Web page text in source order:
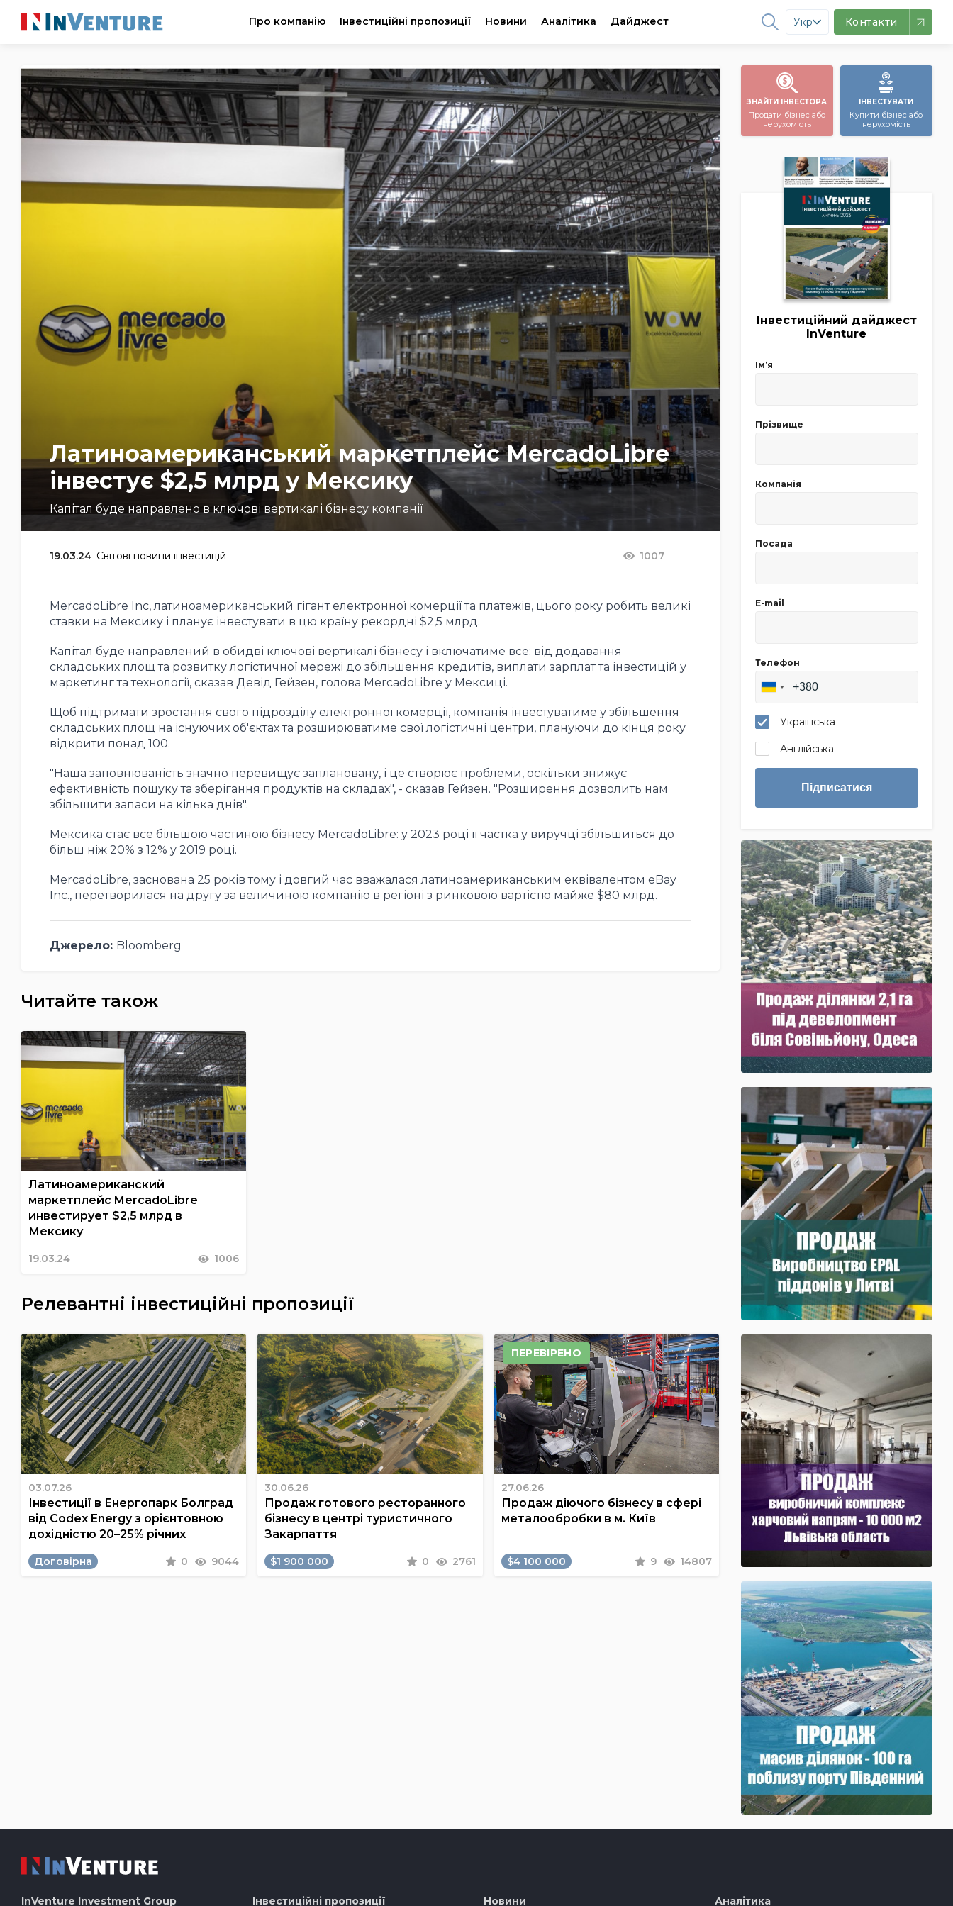
Про компанію Інвестиційні пропозиції Новини Аналітика Дайджест Укр Контакти
Латиноамериканський маркетплейс MercadoLibre
інвестує $2,5 млрд у Мексику
Капітал буде направлено в ключові вертикалі бізнесу компанії
19.03.24 Світові новини інвестицій 1007
MercadoLibre Inc, латиноамериканський гігант електронної комерції та платежів, цього року робить великі
ставки на Мексику і планує інвестувати в цю країну рекордні $2,5 млрд.
Капітал буде направлений в обидві ключові вертикалі бізнесу і включатиме все: від додавання
складських площ та розвитку логістичної мережі до збільшення кредитів, виплати зарплат та інвестицій у
маркетинг та технології, сказав Девід Гейзен, голова MercadoLibre у Мексиці.
Щоб підтримати зростання свого підрозділу електронної комерції, компанія інвестуватиме у збільшення
складських площ на існуючих об'єктах та розширюватиме свої логістичні центри, плануючи до кінця року
відкрити понад 100.
"Наша заповнюваність значно перевищує заплановану, і це створює проблеми, оскільки знижує
ефективність пошуку та зберігання продуктів на складах", - сказав Гейзен. "Розширення дозволить нам
збільшити запаси на кілька днів".
Мексика стає все більшою частиною бізнесу MercadoLibre: у 2023 році її частка у виручці збільшиться до
більш ніж 20% з 12% у 2019 році.
MercadoLibre, заснована 25 років тому і довгий час вважалася латиноамериканським еквівалентом eBay
Inc., перетворилася на другу за величиною компанію в регіоні з ринковою вартістю майже $80 млрд.
Джерело: Bloomberg
Читайте також
Латиноамериканский
маркетплейс MercadoLibre
инвестирует $2,5 млрд в
Мексику
19.03.24 1006
Релевантні інвестиційні пропозиції
03.07.26
Інвестиції в Енергопарк Болград
від Codex Energy з орієнтовною
дохідністю 20–25% річних
Договірна 0 9044
30.06.26
Продаж готового ресторанного
бізнесу в центрі туристичного
Закарпаття
$1 900 000 0 2761
ПЕРЕВІРЕНО
27.06.26
Продаж діючого бізнесу в сфері
металообробки в м. Київ
$4 100 000 9 14807
ЗНАЙТИ ІНВЕСТОРА
Продати бізнес або
нерухомість
ІНВЕСТУВАТИ
Купити бізнес або
нерухомість
Інвестиційний дайджест
InVenture
Імʼя
Прізвище
Компанія
Посада
E-mail
Телефон
Українська
Англійська
Підписатися
InVenture Investment Group Інвестиційні пропозиції Новини Аналітика